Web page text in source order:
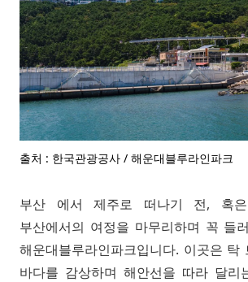
출처 : 한국관광공사 / 해운대블루라인파크
부산 에서 제주로 떠나기 전, 혹
부산에서의 여정을 마무리하며 꼭 들
해운대블루라인파크입니다. 이곳은 탁
바다를 감상하며 해안선을 따라 달리